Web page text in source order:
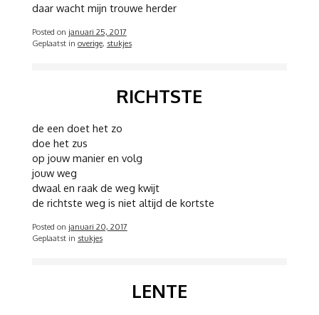
daar wacht mijn trouwe herder
Posted on januari 25, 2017
Geplaatst in overige, stukjes
RICHTSTE
de een doet het zo
doe het zus
op jouw manier en volg
jouw weg
dwaal en raak de weg kwijt
de richtste weg is niet altijd de kortste
Posted on januari 20, 2017
Geplaatst in stukjes
LENTE